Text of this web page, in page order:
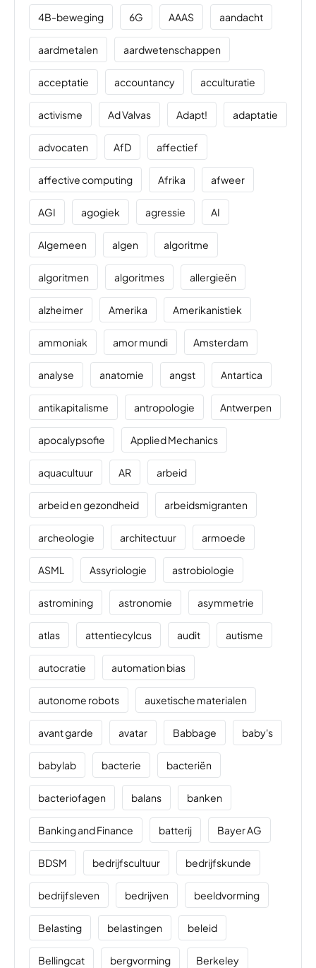
4B-beweging 6G AAAS aandacht
aardmetalen aardwetenschappen
acceptatie accountancy acculturatie
activisme Ad Valvas Adapt! adaptatie
advocaten AfD affectief
affective computing Afrika afweer
AGI agogiek agressie AI
Algemeen algen algoritme
algoritmen algoritmes allergieën
alzheimer Amerika Amerikanistiek
ammoniak amor mundi Amsterdam
analyse anatomie angst Antartica
antikapitalisme antropologie Antwerpen
apocalypsofie Applied Mechanics
aquacultuur AR arbeid
arbeid en gezondheid arbeidsmigranten
archeologie architectuur armoede
ASML Assyriologie astrobiologie
astromining astronomie asymmetrie
atlas attentiecylcus audit autisme
autocratie automation bias
autonome robots auxetische materialen
avant garde avatar Babbage baby's
babylab bacterie bacteriën
bacteriofagen balans banken
Banking and Finance batterij Bayer AG
BDSM bedrijfscultuur bedrijfskunde
bedrijfsleven bedrijven beeldvorming
Belasting belastingen beleid
Bellingcat bergvorming Berkeley